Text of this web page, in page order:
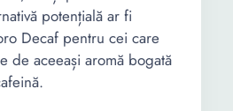
potențială ar fi
Decaf pentru cei care
de aceeași aromă bogată